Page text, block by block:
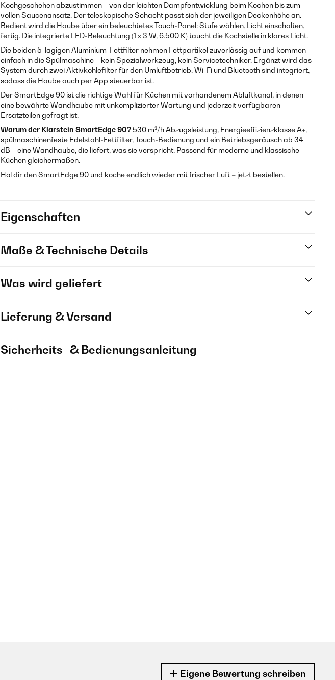
Kochgeschehen abzustimmen – von der leichten Dampfentwicklung beim Kochen bis zum
vollen Saucenansatz. Der teleskopische Schacht passt sich der jeweiligen Deckenhöhe an.
Bedient wird die Haube über ein beleuchtetes Touch-Panel: Stufe wählen, Licht einschalten,
fertig. Die integrierte LED-Beleuchtung (1 × 3 W, 6.500 K) taucht die Kochstelle in klares Licht.
Die beiden 5-lagigen Aluminium-Fettfilter nehmen Fettpartikel zuverlässig auf und kommen
einfach in die Spülmaschine – kein Spezialwerkzeug, kein Servicetechniker. Ergänzt wird das
System durch zwei Aktivkohlefilter für den Umluftbetrieb. Wi-Fi und Bluetooth sind integriert,
sodass die Haube auch per App steuerbar ist.
Der SmartEdge 90 ist die richtige Wahl für Küchen mit vorhandenem Abluftkanal, in denen
eine bewährte Wandhaube mit unkomplizierter Wartung und jederzeit verfügbaren
Ersatzteilen gefragt ist.
Warum der Klarstein SmartEdge 90?530 m³/h Abzugsleistung, Energieeffizienzklasse A+,
spülmaschinenfeste Edelstahl-Fettfilter, Touch-Bedienung und ein Betriebsgeräusch ab 34
dB – eine Wandhaube, die liefert, was sie verspricht. Passend für moderne und klassische
Küchen gleichermaßen.
Hol dir den SmartEdge 90 und koche endlich wieder mit frischer Luft – jetzt bestellen.
Eigenschaften
Maße & Technische Details
Was wird geliefert
Lieferung & Versand
Sicherheits- & Bedienungsanleitung
Eigene Bewertung schreiben